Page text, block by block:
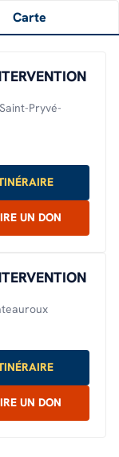
Carte
Pryvé-
UN DON
UN DON